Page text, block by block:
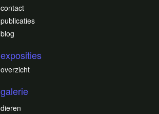
contact
publicaties
blog
exposities
overzicht
galerie
dieren